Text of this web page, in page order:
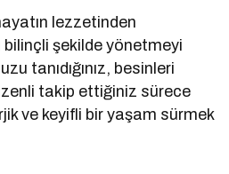
lezzetinden
şekilde yönetmeyi
tanıdığınız, besinleri
takip ettiğiniz sürece
ve keyifli bir yaşam sürmek